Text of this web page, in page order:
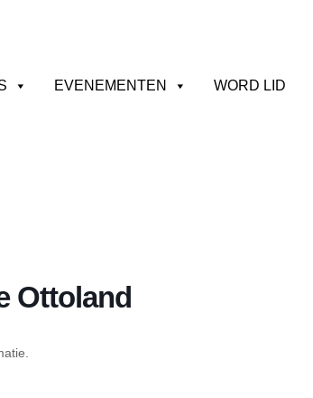
EVENEMENTEN WORD LID
Ottoland